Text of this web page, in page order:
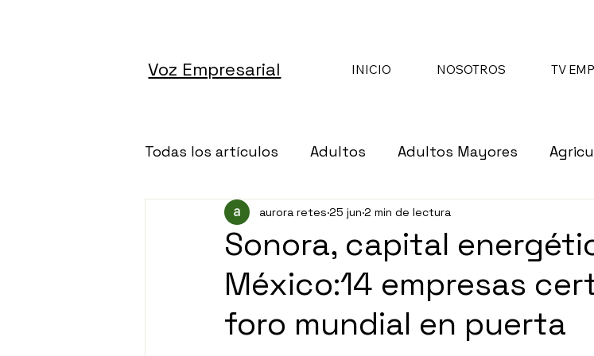
Voz Empresarial INICIO NOSOTROS TV
Todas los artículos Adultos Adultos Mayores
Altruismo Architecture Asociaciones de Beneficencia
Banca Cáncer Cámaras Empresariales
Dependencias de Gobierno
Sonora, capital
México:14 empresas
foro mundial en puerta
aurora retes 25 jun 2 min de lectura